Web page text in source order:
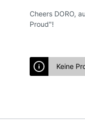
Cheers DORO,
Proud"!
Keine